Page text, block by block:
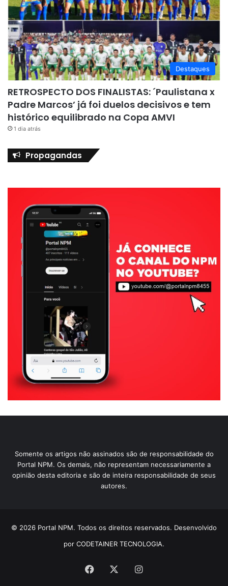
Destaques
RETROSPECTO DOS FINALISTAS: ´Paulistana x
Padre Marcos’ já foi duelos decisivos e tem
histórico equilibrado na Copa AMVI
1 dia atrás
Propagandas
Somente os artigos não assinados são de responsabilidade do
Portal NPM. Os demais, não representam necessariamente a
opinião desta editoria e são de inteira responsabilidade de seus
autores.
© 2026 Portal NPM. Todos os direitos reservados. Desenvolvido
por CODETAINER TECNOLOGIA.
Facebook Instagram